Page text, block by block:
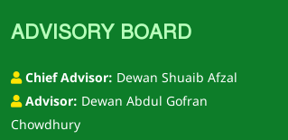
ADVISORY BOARD
Chief Advisor: Dewan Shuaib Afzal
Advisor: Dewan Abdul Gofran
Chowdhury